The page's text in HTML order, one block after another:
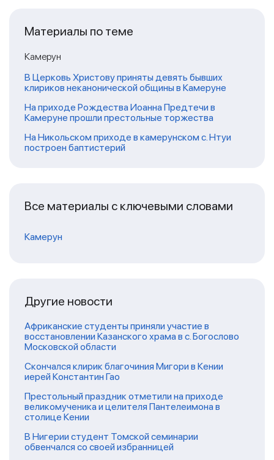
Материалы по теме
Камерун
В Церковь Христову приняты девять бывших
клириков неканонической общины в Камеруне
На приходе Рождества Иоанна Предтечи в
Камеруне прошли престольные торжества
На Никольском приходе в камерунском с. Нтуи
построен баптистерий
Все материалы с ключевыми словами
Камерун
Другие новости
Африканские студенты приняли участие в
восстановлении Казанского храма в с. Богослово
Московской области
Скончался клирик благочиния Мигори в Кении
иерей Константин Гао
Престольный праздник отметили на приходе
великомученика и целителя Пантелеимона в
столице Кении
В Нигерии студент Томской семинарии
обвенчался со своей избранницей